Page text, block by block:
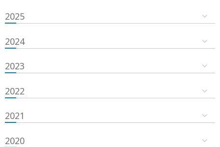
2025
2024
2023
2022
2021
2020